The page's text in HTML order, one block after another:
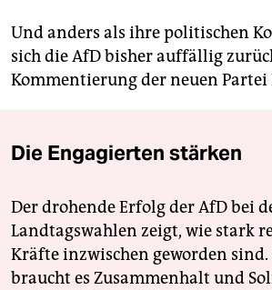
Und anders als ihre politischen
sich die AfD bisher auffällig
Kommentierung der neuen Partei
Die Engagierten stärken
Der drohende Erfolg der AfD bei
Landtagswahlen zeigt, wie stark
Kräfte inzwischen geworden sind.
braucht es Zusammenhalt und